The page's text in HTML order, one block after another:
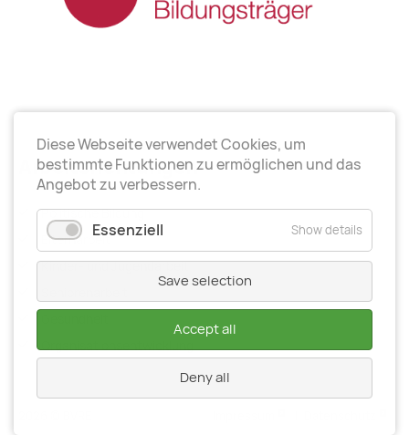
Arbeitsrichtungen
Politische Bildung
Elternarbeit
Kinder- und Jugendarbeit
Organisationsentwiсklung
Diese Webseite verwendet Cookies, um
bestimmte Funktionen zu ermöglichen und das
Angebot zu verbessern.
Essenziell Show details
Save selection
Accept all
Deny all